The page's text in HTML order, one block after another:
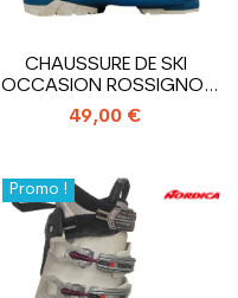
CHAUSSURE DE SKI
OCCASION ROSSIGNOL
ALLTRACK
49,00 €
Promo !